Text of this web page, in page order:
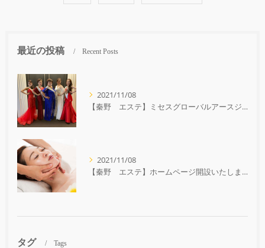
最近の投稿 Recent Posts
2021/11/08
【秦野 エステ】ミセスグローバルアースジャパン メイクサポート行ってきました
2021/11/08
【秦野 エステ】ホームページ開設いたしました
タグ Tags